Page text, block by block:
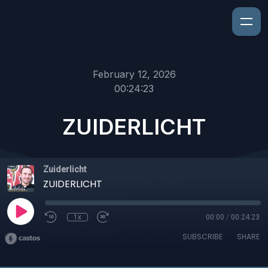
February 12, 2026
00:24:23
ZUIDERLICHT
Zuiderlicht
ZUIDERLICHT
1x 00:00 / 00:24:23
SUBSCRIBE SHARE